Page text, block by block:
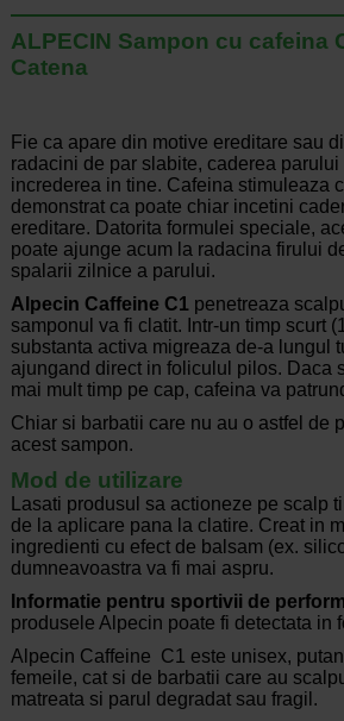
ALPECIN Sampon cu cafeina
Catena
Fie ca apare din motive ereditare sau
radacini de par slabite, caderea parului
increderea in tine. Cafeina stimuleaza
demonstrat ca poate chiar incetini
ereditare. Datorita formulei speciale,
poate ajunge acum la radacina firului
spalarii zilnice a parului.
Alpecin Caffeine C1 penetreaza
samponul va fi clatit. Intr-un timp scurt
substanta activa migreaza de-a lungul
ajungand direct in foliculul pilos. Daca
mai mult timp pe cap, cafeina va
Chiar si barbatii care nu au o astfel de
acest sampon.
Mod de utilizare
Lasati produsul sa actioneze pe scalp
de la aplicare pana la clatire. Creat in
ingredienti cu efect de balsam (ex.
dumneavoastra va fi mai aspru.
Informatie pentru sportivii de
produsele Alpecin poate fi detectata in
Alpecin Caffeine C1 este unisex,
femeile, cat si de barbatii care au
matreata si parul degradat sau fragil.